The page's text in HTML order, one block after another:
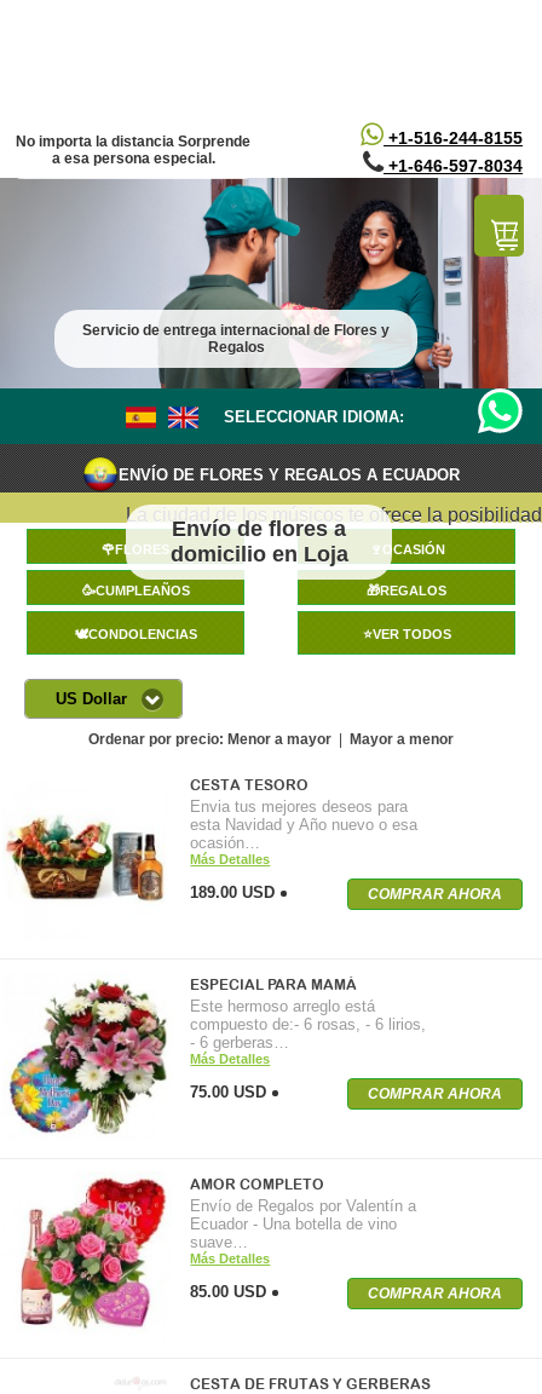
+1-516-244-8155
+1-646-597-8034
No importa la distancia Sorprende
a esa persona especial.
Servicio de entrega internacional de Flores y
Regalos
SELECCIONAR IDIOMA:
ENVÍO DE FLORES Y REGALOS A ECUADOR
Envío de flores a
domicilio en Loja
La ciudad de los músicos te ofrece la posibilidad
🌹FLORES 🍷OCASIÓN
🥳CUMPLEAÑOS 🎁REGALOS
🕊️CONDOLENCIAS ⭐VER TODOS
US Dollar
Ordenar por precio: Menor a mayor Mayor a menor
CESTA TESORO
Envia tus mejores deseos para
esta Navidad y Año nuevo o esa
ocasión…
Más Detalles
189.00 USD COMPRAR AHORA
ESPECIAL PARA MAMÁ
Este hermoso arreglo está
compuesto de:- 6 rosas, - 6 lirios,
- 6 gerberas…
Más Detalles
75.00 USD COMPRAR AHORA
AMOR COMPLETO
Envío de Regalos por Valentín a
Ecuador - Una botella de vino
suave…
Más Detalles
85.00 USD COMPRAR AHORA
CESTA DE FRUTAS Y GERBERAS